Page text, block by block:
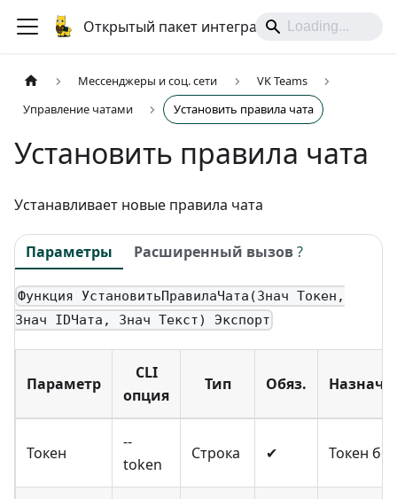
Открытый пакет интеграций
Мессенджеры и соц. сети
VK Teams
Управление чатами
Установить правила чата
Установить правила чата
Устанавливает новые правила чата
Параметры Расширенный вызов?
Функция УстановитьПравилаЧата(Знач Токен,
Знач IDЧата, Знач Текст) Экспорт
Параметр
CLI
опция
Тип Обяз.
Токен
--
token
Строка ✔ Токен